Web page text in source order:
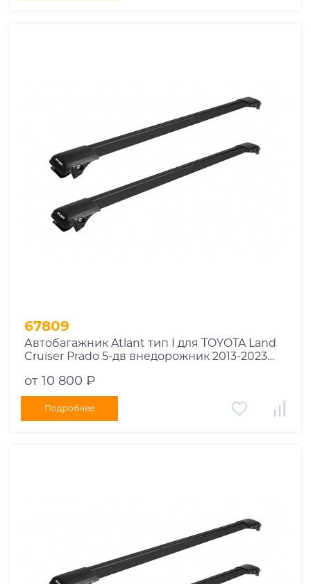
67809
Автобагажник Atlant тип I для TOYOTA Land
Cruiser Prado 5-дв внедорожник 2013-2023
10002+11116+11115
от 10 800 ₽
Подробнее